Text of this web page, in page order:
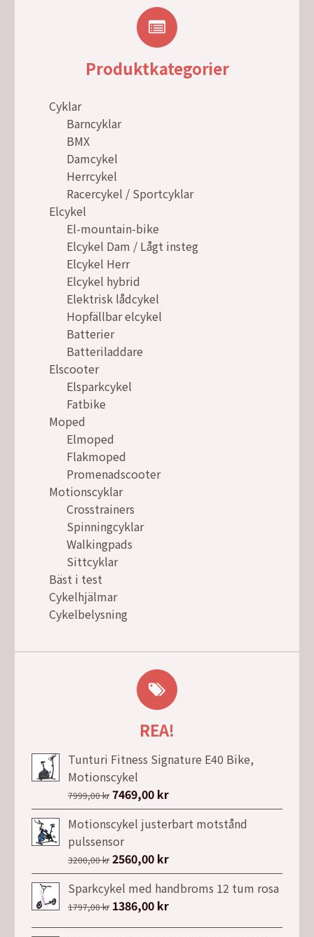
Produktkategorier
Cyklar
Barncyklar
BMX
Damcykel
Herrcykel
Racercykel / Sportcyklar
Elcykel
El-mountain-bike
Elcykel Dam / Lågt insteg
Elcykel Herr
Elcykel hybrid
Elektrisk lådcykel
Hopfällbar elcykel
Batterier
Batteriladdare
Elscooter
Elsparkcykel
Fatbike
Moped
Elmoped
Flakmoped
Promenadscooter
Motionscyklar
Crosstrainers
Spinningcyklar
Walkingpads
Sittcyklar
Bäst i test
Cykelhjälmar
Cykelbelysning
REA!
Tunturi Fitness Signature E40 Bike,
Motionscykel
7999,00kr Det
ursprungliga
priset
var:
7999,00 kr.
7469,00 krDet
nuvarande
priset
7469,00 kr.
Motionscykel justerbart motstånd
pulssensor
3200,00kr Det
ursprungliga
priset
var:
3200,00 kr.
2560,00 krDet
nuvarande
priset
är:
2560,00 kr.
Sparkcykel med handbroms 12 tum rosa
1797,00kr Det
ursprungliga
1386,00 krDet
nuvarande